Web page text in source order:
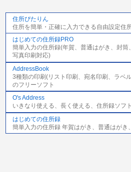
住所ぴたりん
住所を簡単・正確に入力できる自由設定住
はじめての住所録PRO
簡単入力の住所録(年賀、普通はがき、封
写真印刷対応)
AddressBook
3種類の印刷(リスト印刷、宛名印刷、ラベ
のフリーソフト
O's Address
いきなり使える、長く使える、住所録ソフト
はじめての住所録
簡単入力の住所録 年賀はがき、普通はがき